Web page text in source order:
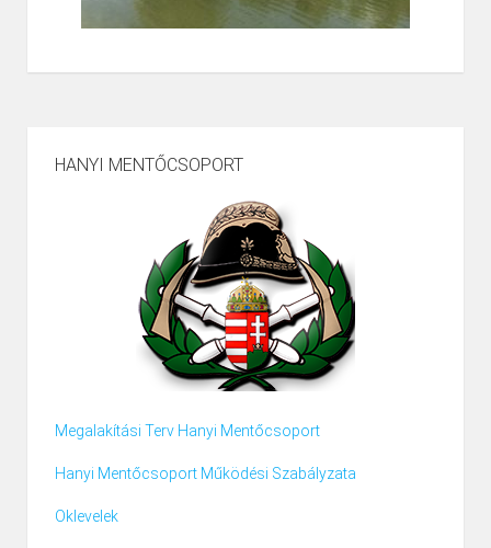
HANYI MENTŐCSOPORT
Megalakítási Terv Hanyi Mentőcsoport
Hanyi Mentőcsoport Működési Szabályzata
Oklevelek